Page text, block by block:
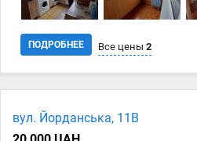
ПОДРОБНЕЕ Все цены 2
28.04 domowed.com
вул. Йорданська, 11В